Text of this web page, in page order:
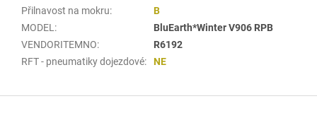
Přilnavost na mokru:
B
MODEL :
BluEarth*Winter V906 RPB
VENDORITEMNO:
R6192
RFT - pneumatiky dojezdové: NE